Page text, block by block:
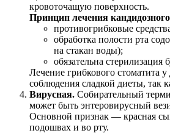
кровоточащую поверхность.
Принцип лечения
противогрибковые
обработка полости рта
на стакан воды);
обязательна
Лечение грибкового стоматита у
соблюдения сладкой диеты, так
Вирусная. Собирательный
может быть энтеровирусный
Основной признак — красная
подошвах и во рту.